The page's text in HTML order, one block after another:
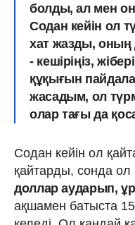
болды, ал мен
Содан кейін ол
хат жазды,
- кешіріңіз,
құқығын
жасадым, ол
олар тағы да
Содан кейін ол
қайтарды, сонда ол
доллар аударып,
ақшамен батыста